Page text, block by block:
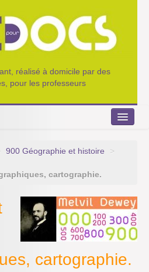
réalisé à domicile par des
pour les professeurs
900 Géographie et histoire
>
cartographie.
cartographie.